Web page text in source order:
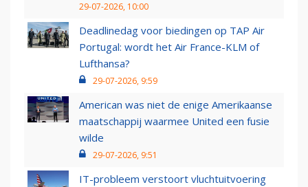
29-07-2026, 10:00
Deadlinedag voor biedingen op TAP Air
Portugal: wordt het Air France-KLM of
Lufthansa?
29-07-2026, 9:59
American was niet de enige Amerikaanse
maatschappij waarmee United een fusie
wilde
29-07-2026, 9:51
IT-probleem verstoort vluchtuitvoering